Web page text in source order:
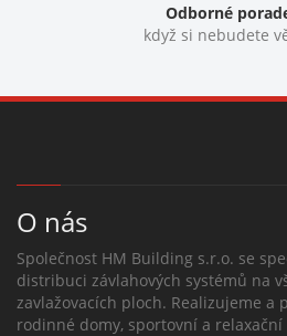
Odborné
když si nebudete
O nás
Společnost HM Building s.r.o. se
distribuci závlahových systémů na
zavlažovacích ploch. Realizujeme a
rodinné domy, sportovní a relaxační